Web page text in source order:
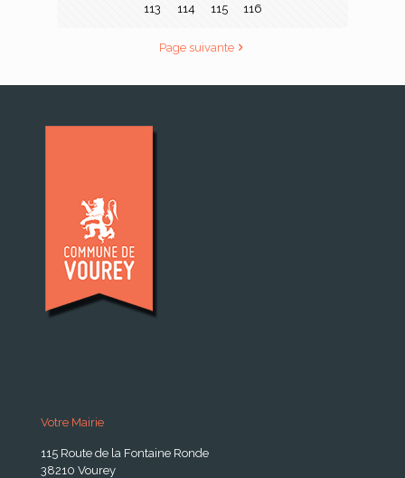
113 114 115 116
Page suivante
Votre Mairie
115 Route de la Fontaine Ronde
38210 Vourey